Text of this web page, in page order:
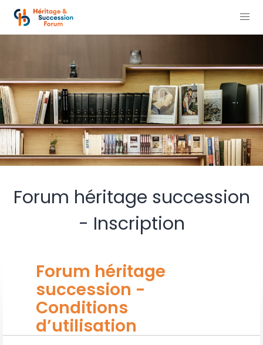
Forum héritage succession
- Inscription
Forum héritage
succession -
Conditions
d’utilisation